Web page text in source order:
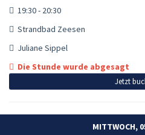
19:30 - 20:30
Strandbad Zeesen
Juliane Sippel
Die Stunde wurde abgesagt
Jetzt
MITTWOCH,